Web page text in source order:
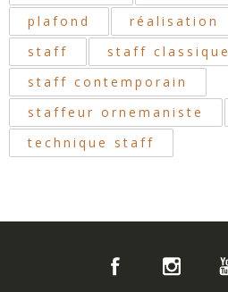
plafond
réalisation
staff
staff classique
staff contemporain
staffeur ornemaniste
technique staff